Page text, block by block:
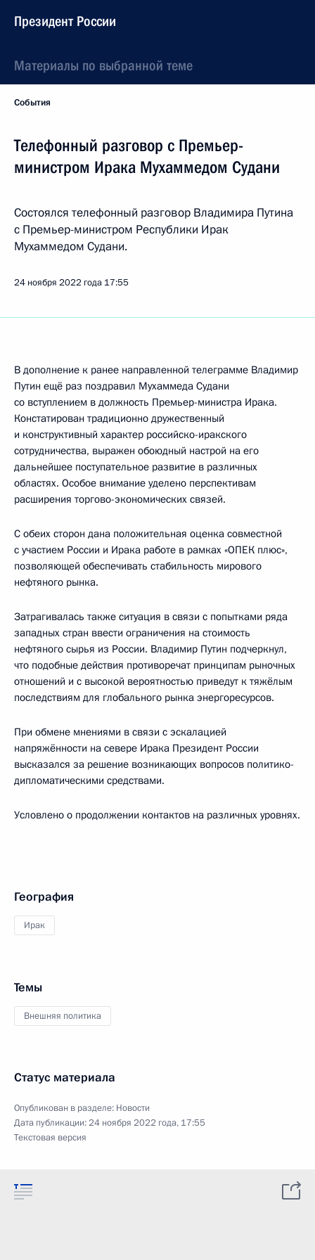
Президент России
Материалы по выбранной теме
События
Телефонный разговор с Премьер-
министром Ирака Мухаммедом Судани
Состоялся телефонный разговор Владимира Путина
с Премьер-министром Республики Ирак
Мухаммедом Судани.
24 ноября 2022 года 17:55
В дополнение к ранее направленной телеграмме Владимир
Путин ещё раз поздравил Мухаммеда Судани
со вступлением в должность Премьер-министра Ирака.
Констатирован традиционно дружественный
и конструктивный характер российско-иракского
сотрудничества, выражен обоюдный настрой на его
дальнейшее поступательное развитие в различных
областях. Особое внимание уделено перспективам
расширения торгово-экономических связей.
С обеих сторон дана положительная оценка совместной
с участием России и Ирака работе в рамках «ОПЕК плюс»,
позволяющей обеспечивать стабильность мирового
нефтяного рынка.
Затрагивалась также ситуация в связи с попытками ряда
западных стран ввести ограничения на стоимость
нефтяного сырья из России. Владимир Путин подчеркнул,
что подобные действия противоречат принципам рыночных
отношений и с высокой вероятностью приведут к тяжёлым
последствиям для глобального рынка энергоресурсов.
При обмене мнениями в связи с эскалацией
напряжённости на севере Ирака Президент России
высказался за решение возникающих вопросов политико-
дипломатическими средствами.
Условлено о продолжении контактов на различных уровнях.
География
Ирак
Темы
Внешняя политика
Статус материала
Опубликован в разделе: Новости
Дата публикации:24 ноября 2022 года, 17:55
Текстовая версия